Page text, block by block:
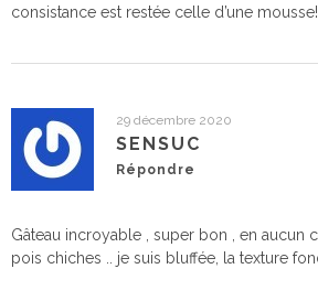
consistance est restée celle d’une
29 décembre 2020
SENSUC
Répondre
Gâteau incroyable , super bon , en aucun
pois chiches .. je suis bluffée, la texture